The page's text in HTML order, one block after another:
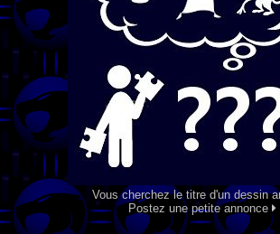
Vous cherchez le titre d'un dessin
Postez une petite annonce